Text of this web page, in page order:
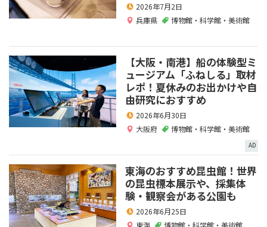
2026年7月2日
兵庫県
博物館・科学館・美術館
【大阪・南港】船の体験型ミ
ュージアム「ふねしる」取材
レポ！夏休みのお出かけや自
由研究におすすめ
2026年6月30日
大阪府
博物館・科学館・美術館
AD
東海のおすすめ昆虫館！世界
の昆虫標本展示や、採集体
験・観察会がある公園も
2026年6月25日
東海
博物館・科学館・美術館